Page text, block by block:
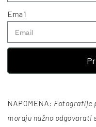
Email
NAPOMENA: Fotografije
moraju nužno odgovarati